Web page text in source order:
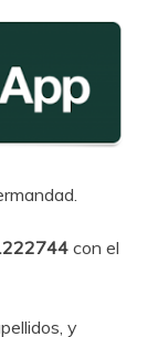
con el
y